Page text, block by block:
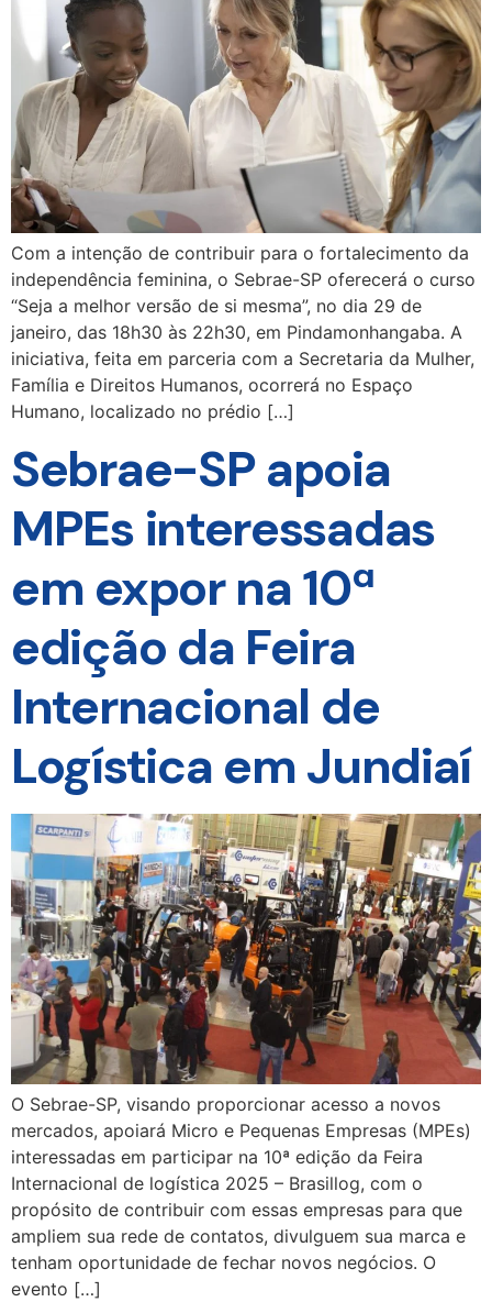
Com a intenção de contribuir para o fortalecimento da
independência feminina, o Sebrae-SP oferecerá o curso
“Seja a melhor versão de si mesma”, no dia 29 de
janeiro, das 18h30 às 22h30, em Pindamonhangaba. A
iniciativa, feita em parceria com a Secretaria da Mulher,
Família e Direitos Humanos, ocorrerá no Espaço
Humano, localizado no prédio […]
Sebrae-SP apoia
MPEs interessadas
em expor na 10ª
edição da Feira
Internacional de
Logística em Jundiaí
O Sebrae-SP, visando proporcionar acesso a novos
mercados, apoiará Micro e Pequenas Empresas (MPEs)
interessadas em participar na 10ª edição da Feira
Internacional de logística 2025 – Brasillog, com o
propósito de contribuir com essas empresas para que
ampliem sua rede de contatos, divulguem sua marca e
tenham oportunidade de fechar novos negócios. O
evento […]